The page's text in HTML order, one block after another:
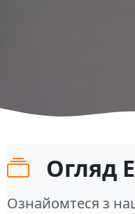
Огляд
Ознайомтеся з